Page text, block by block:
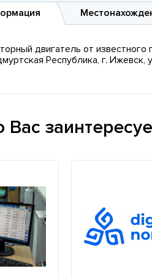
двигатель от
Республика, г. Ижевск,